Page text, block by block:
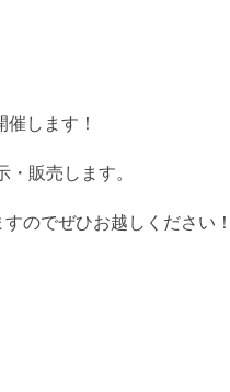
します！
販売します。
のでぜひお越しください！